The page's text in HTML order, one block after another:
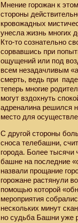
Мнение горожан к
стороны
кровожадных
унесла жизнь многих
Кто-то сознательно
сорвавшись при
ощущений или под
всем незадачливым
смерть, ведь при
теперь многие
могут вздохнуть
адреналина решился
место для
С другой стороны
сноса телебашни,
города. Более тысячи
башне на последние
назвали прощание
горожане растянули
помощью которой
мероприятия
нескольких минут
но судьба Башни уже